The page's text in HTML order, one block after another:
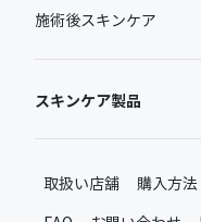
施術後スキンケア
スキンケア製品
取扱い店舗 購入方法